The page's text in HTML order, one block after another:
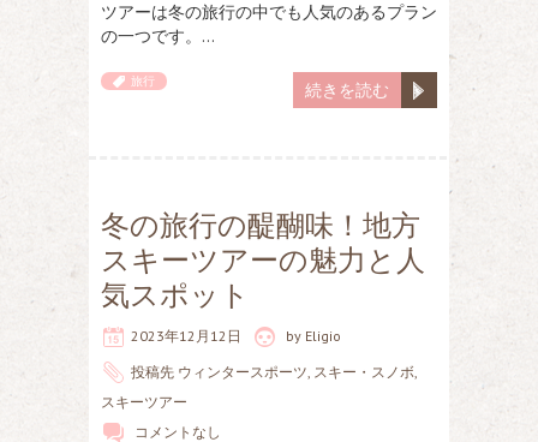
ツアーは冬の旅行の中でも人気のあるプラン
の一つです。…
続きを読む
旅行
冬の旅行の醍醐味！地方
スキーツアーの魅力と人
気スポット
2023年12月12日 by Eligio
投稿先 ウィンタースポーツ, スキー・スノボ,
スキーツアー
コメントなし